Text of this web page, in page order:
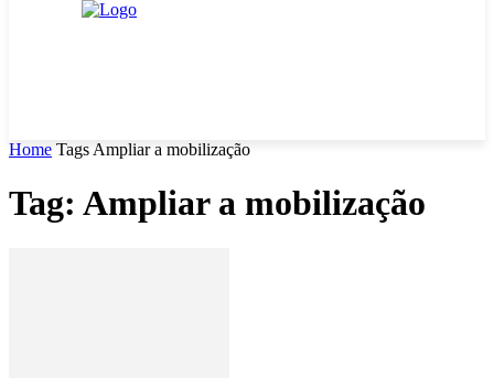
Home Tags Ampliar a mobilização
Tag: Ampliar a mobilização